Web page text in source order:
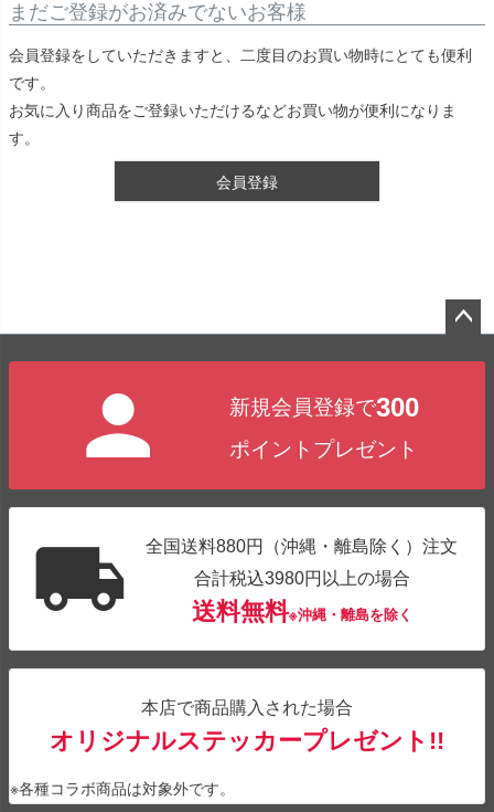
まだご登録がお済みでないお客様
会員登録をしていただきますと、二度目のお買い物時にとても便利
です。
お気に入り商品をご登録いただけるなどお買い物が便利になりま
す。
会員登録
新規会員登録で300
ポイントプレゼント
全国送料880円（沖縄・離島除く）注文
合計税込3980円以上の場合
送料無料※沖縄・離島を除く
本店で商品購入された場合
オリジナルステッカープレゼント!!
※各種コラボ商品は対象外です。